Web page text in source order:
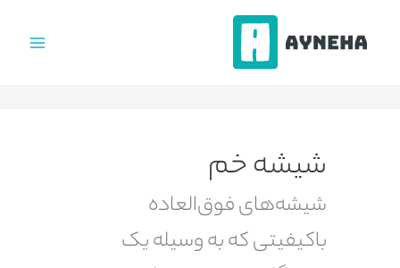
شیشه خم
شیشه‌های فوق‌العاده
باکیفیتی که به وسیله یک